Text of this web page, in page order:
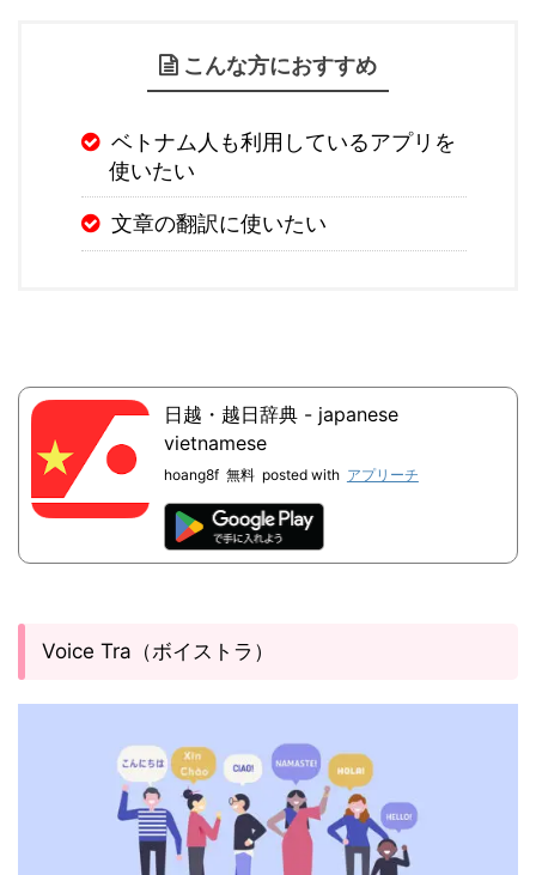
こんな方におすすめ
ベトナム人も利用しているアプリを
使いたい
文章の翻訳に使いたい
日越・越日辞典 - japanese
vietnamese
hoang8f 無料 posted with アプリーチ
Voice Tra（ボイストラ）